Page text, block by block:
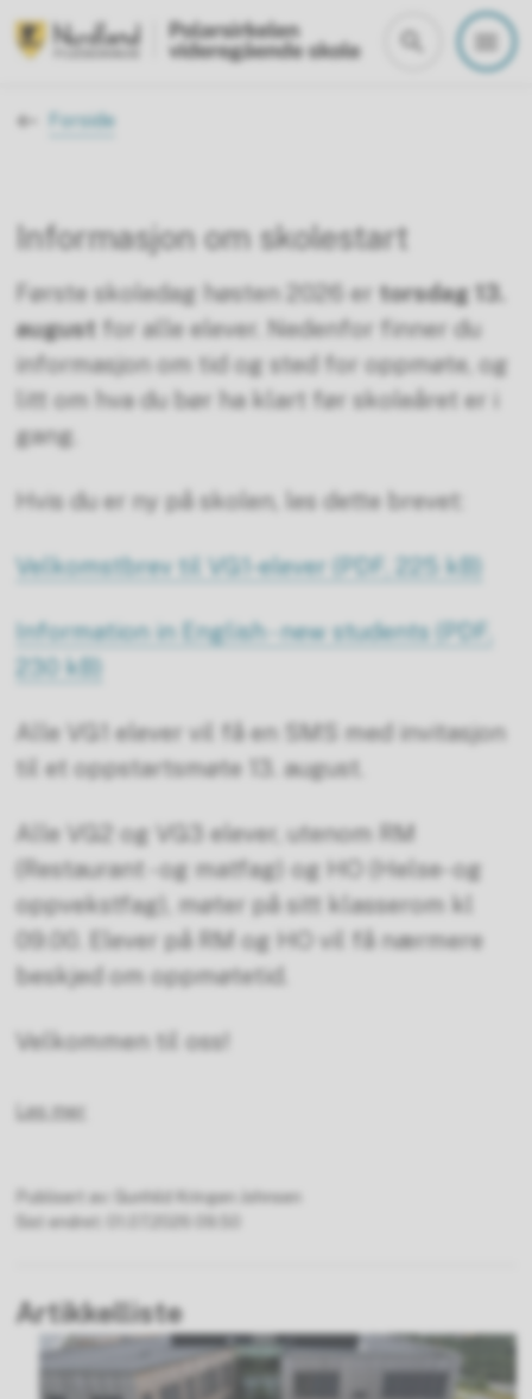
Du er her:
Forside
Informasjon om skolestart
Første skoledag høsten 2026 er torsdag 13.
august for alle elever. Nedenfor finner du
informasjon om tid og sted for oppmøte, og
litt om hva du bør ha klart før skoleåret er i
gang.
Hvis du er ny på skolen, les dette brevet:
Velkomstbrev til VG1-elever (PDF, 225 kB)
Information in English - new students (PDF,
230 kB)
Alle VG1 elever vil få en SMS med invitasjon
til et oppstartsmøte 13. august.
Alle VG2 og VG3 elever, utenom RM
(Restaurant - og matfag) og HO (Helse- og
oppvekstfag), møter på sitt klasserom kl
09.00. Elever på RM og HO vil få nærmere
beskjed om oppmøtetid.
Velkommen til oss!
Les mer
Publisert av
Gunhild Kringen Johnsen
Sist endret
Artikkelliste